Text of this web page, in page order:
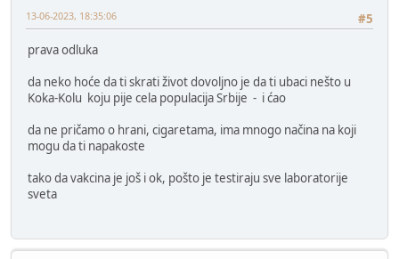
#5
13-06-2023, 18:35:06
prava odluka
da neko hoće da ti skrati život dovoljno je da ti ubaci nešto u
Koka-Kolu koju pije cela populacija Srbije - i ćao
da ne pričamo o hrani, cigaretama, ima mnogo načina na koji
mogu da ti napakoste
tako da vakcina je još i ok, pošto je testiraju sve laboratorije
sveta